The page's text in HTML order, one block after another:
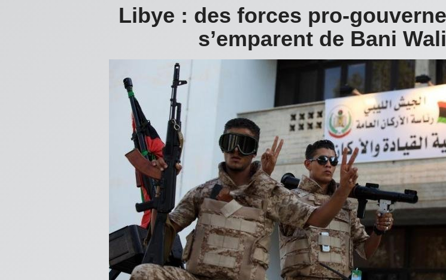
Libye : des forces pro-
s’emparent de Bani